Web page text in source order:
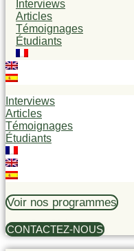
Interviews
Articles
Témoignages
Étudiants
Interviews
Articles
Témoignages
Étudiants
Voir nos programmes
CONTACTEZ-NOUS